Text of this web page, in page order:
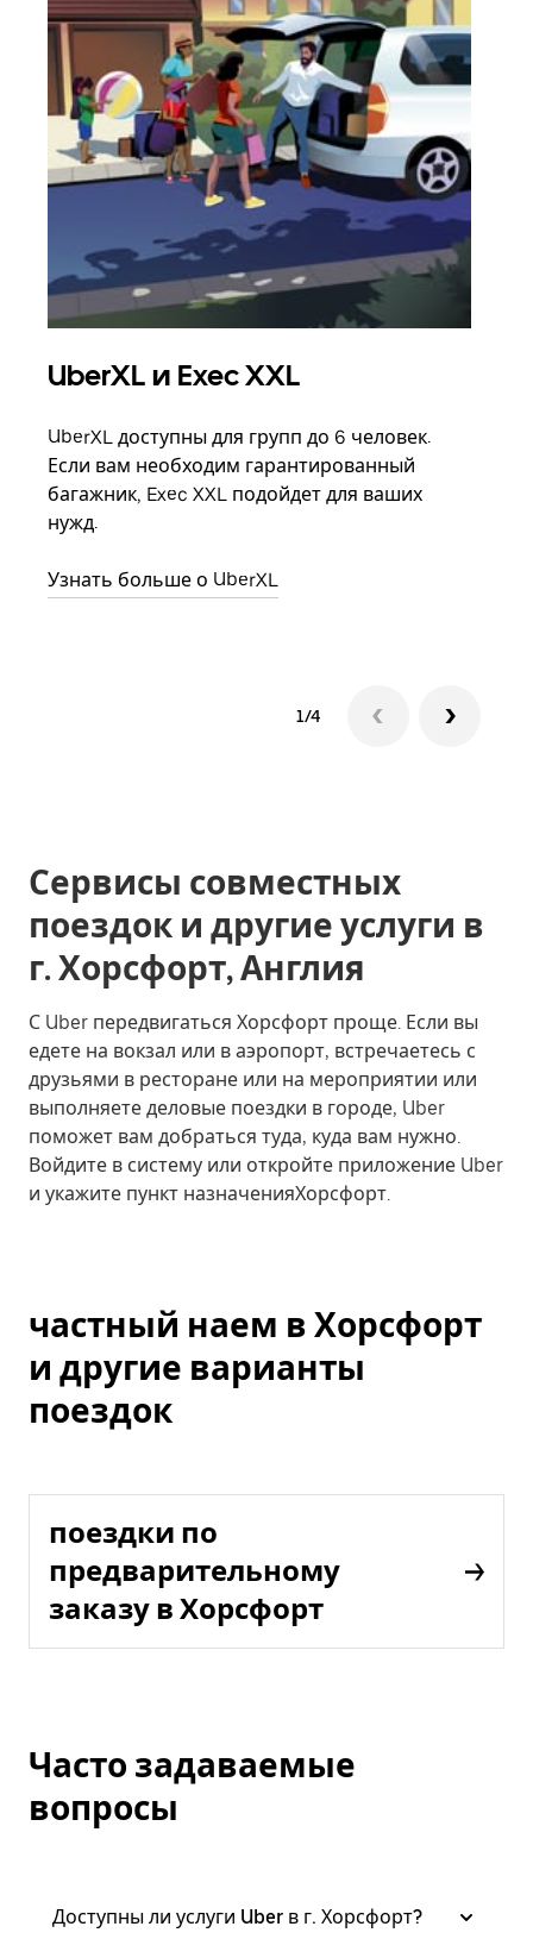
UberXL и Exec XXL
UberXL доступны для групп до 6 человек.
Если вам необходим гарантированный
багажник, Exec XXL подойдет для ваших
нужд.
Узнать больше о UberXL
1/4
Сервисы совместных
поездок и другие услуги в
г. Хорсфорт, Англия
С Uber передвигаться Хорсфорт проще. Если вы
едете на вокзал или в аэропорт, встречаетесь с
друзьями в ресторане или на мероприятии или
выполняете деловые поездки в городе, Uber
поможет вам добраться туда, куда вам нужно.
Войдите в систему или откройте приложение Uber
и укажите пункт назначенияХорсфорт.
частный наем в Хорсфорт
и другие варианты
поездок
поездки по
предварительному
заказу в Хорсфорт
Часто задаваемые
вопросы
Доступны ли услуги Uber в г. Хорсфорт?